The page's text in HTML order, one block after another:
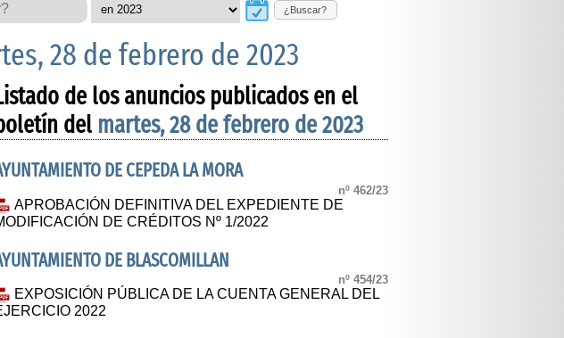
¿Buscar?
28 de febrero de 2023
de los anuncios publicados en el
del martes, 28 de febrero de 2023
DE CEPEDA LA MORA
nº 462/23
APROBACIÓN DEFINITIVA DEL EXPEDIENTE DE
DE CRÉDITOS Nº 1/2022
DE BLASCOMILLAN
nº 454/23
EXPOSICIÓN PÚBLICA DE LA CUENTA GENERAL DEL
2022